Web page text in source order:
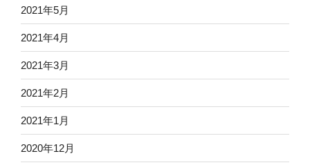
2021年5月
2021年4月
2021年3月
2021年2月
2021年1月
2020年12月